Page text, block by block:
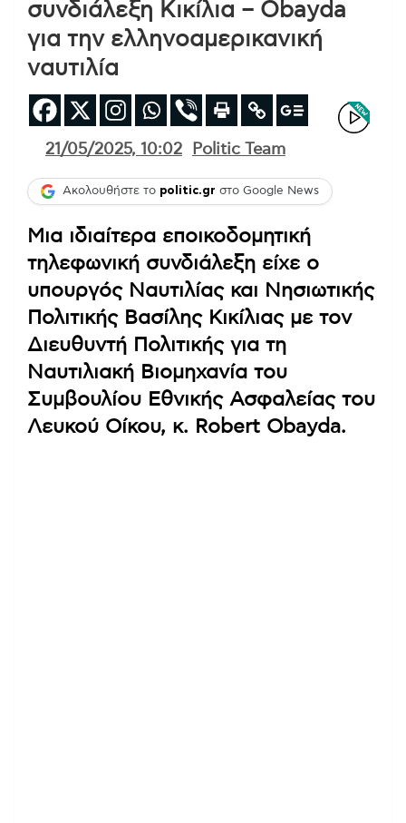
συνδιάλεξη Κικίλια – Obayda
για την ελληνοαμερικανική
ναυτιλία
21/05/2025, 10:02 Politic Team
Ακολουθήστε το politic.gr στο Google News
Μια ιδιαίτερα εποικοδομητική
τηλεφωνική συνδιάλεξη είχε ο
υπουργός Ναυτιλίας και Νησιωτικής
Πολιτικής Βασίλης Κικίλιας με τον
Διευθυντή Πολιτικής για τη
Ναυτιλιακή Βιομηχανία του
Συμβουλίου Εθνικής Ασφαλείας του
Λευκού Οίκου, κ. Robert Obayda.